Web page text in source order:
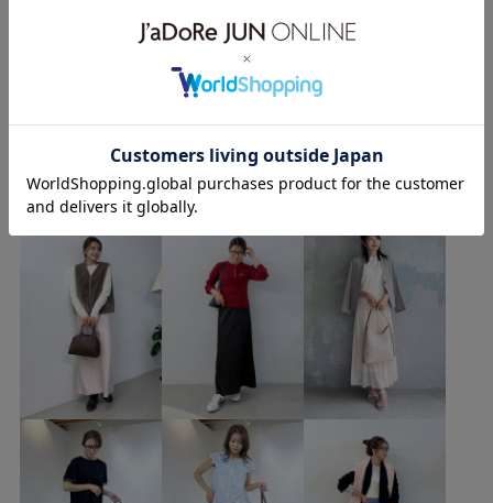
シャツスタイル シャツ
チノパンツ センタープレス
ハンドバッグ ホワイト レッド バレエシューズ
フレンチカジュアル 初春コーデ
授業参観日コーデ お出かけコーデ
女子会コーデ 大人カジュアル レイヤード
パンツスタイル カジュアルコーデ メンズライク
シンプルコーデ ROPÉ PICNIC
ナチュラル 乾燥
シャツ/ブラウス ジャケット/アウター パンツ
バッグ ショルダーバッグ シューズ GDH15020
もっと見る
wancyanのその他のスタイリング